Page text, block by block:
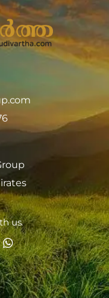
us.